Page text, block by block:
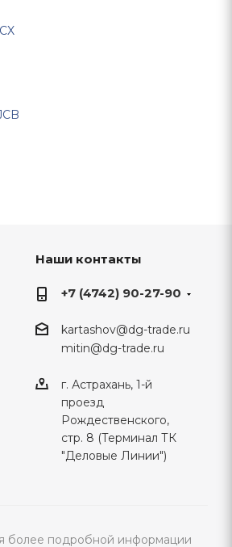
Наши контакты
+7 (4742) 90-27-90
kartashov@dg-trade.ru
mitin@dg-trade.ru
г. Астрахань, 1-й
проезд
Рождественского,
стр. 8 (Терминал ТК
"Деловые Линии")
более подробной информации